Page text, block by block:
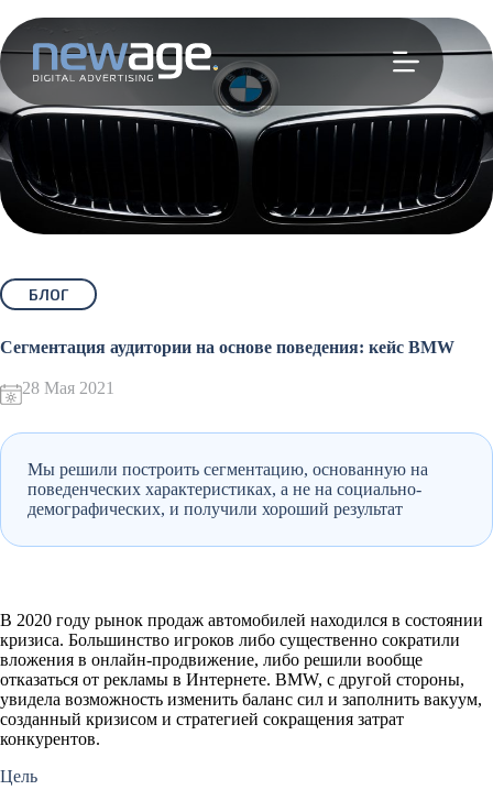
сути
БЛОГ
Сегментация аудитории на основе поведения: кейс BMW
28 Мая 2021
Мы решили построить сегментацию, основанную на
поведенческих характеристиках, а не на социально-
демографических, и получили хороший результат
В 2020 году рынок продаж автомобилей находился в состоянии
кризиса. Большинство игроков либо существенно сократили
вложения в онлайн-продвижение, либо решили вообще
отказаться от рекламы в Интернете. BMW, с другой стороны,
увидела возможность изменить баланс сил и заполнить вакуум,
созданный кризисом и стратегией сокращения затрат
конкурентов.
Цель